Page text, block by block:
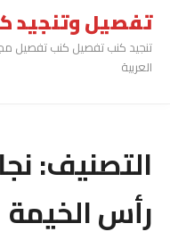
تفصيل وتنجيد
تنجيد كنب تفصيل كنب تفصيل
العربية
التصنيف:
رأس الخيمة